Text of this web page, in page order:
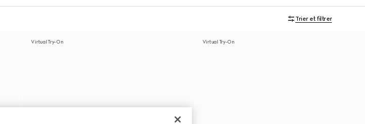
Trier et filtrer
Virtual Try-On Virtual Try-On